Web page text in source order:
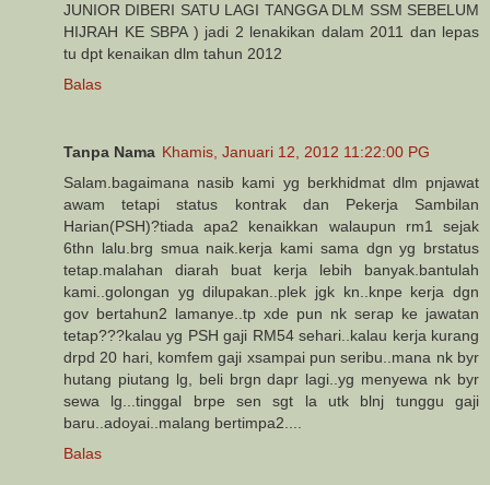
JUNIOR DIBERI SATU LAGI TANGGA DLM SSM SEBELUM
HIJRAH KE SBPA ) jadi 2 lenakikan dalam 2011 dan lepas
tu dpt kenaikan dlm tahun 2012
Balas
Tanpa Nama Khamis, Januari 12, 2012 11:22:00 PG
Salam.bagaimana nasib kami yg berkhidmat dlm pnjawat
awam tetapi status kontrak dan Pekerja Sambilan
Harian(PSH)?tiada apa2 kenaikkan walaupun rm1 sejak
6thn lalu.brg smua naik.kerja kami sama dgn yg brstatus
tetap.malahan diarah buat kerja lebih banyak.bantulah
kami..golongan yg dilupakan..plek jgk kn..knpe kerja dgn
gov bertahun2 lamanye..tp xde pun nk serap ke jawatan
tetap???kalau yg PSH gaji RM54 sehari..kalau kerja kurang
drpd 20 hari, komfem gaji xsampai pun seribu..mana nk byr
hutang piutang lg, beli brgn dapr lagi..yg menyewa nk byr
sewa lg...tinggal brpe sen sgt la utk blnj tunggu gaji
baru..adoyai..malang bertimpa2....
Balas